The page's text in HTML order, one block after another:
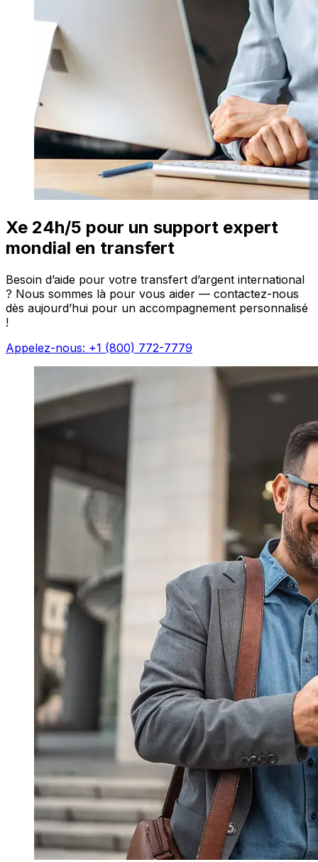
Xe 24h/5 pour un support expert
mondial en transfert
Besoin d’aide pour votre transfert d’argent international
? Nous sommes là pour vous aider — contactez-nous
dès aujourd’hui pour un accompagnement personnalisé
!
Appelez-nous: +1 (800) 772-7779